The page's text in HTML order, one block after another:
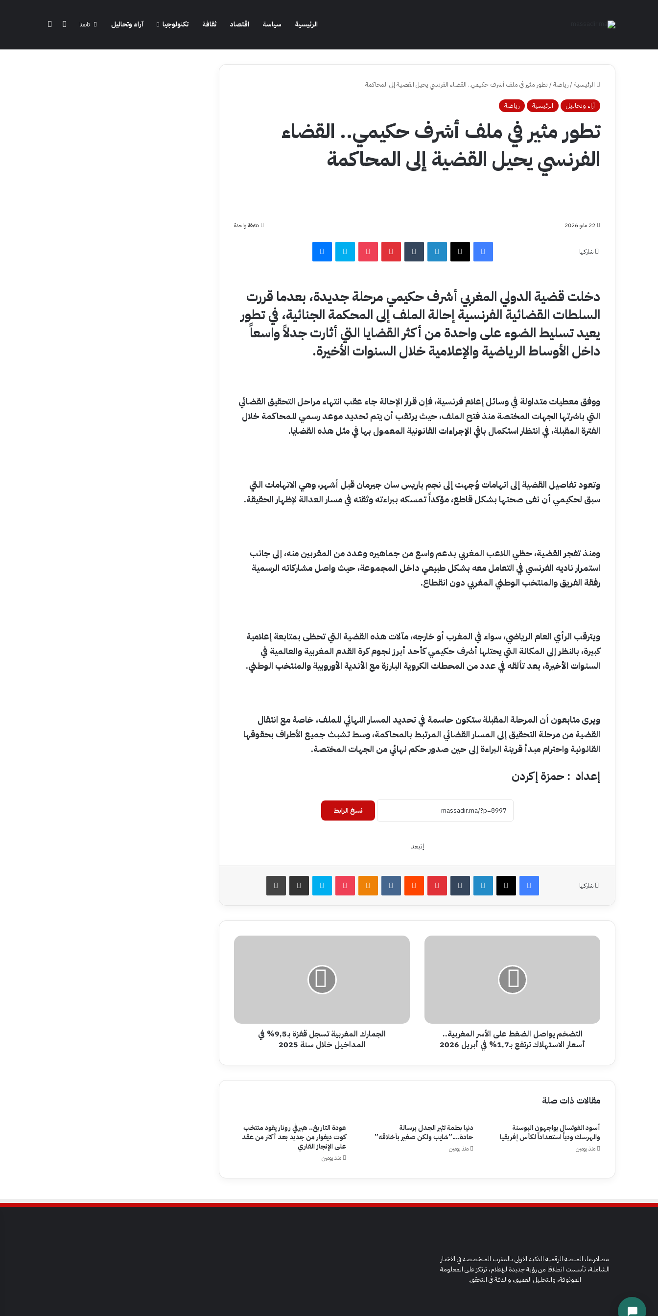
الرئيسية سياسة اقتصاد ثقافة تكنولوجيا آراء وتحاليل تابعنا الوضع المظلم
الرئيسية/رياضة/ تطور مثير في ملف أشرف حكيمي.. القضاء الفرنسي يحيل القضية إلى المحاكمة
آراء وتحاليل الرئيسية رياضة
تطور مثير في ملف أشرف حكيمي.. القضاء
الفرنسي يحيل القضية إلى المحاكمة
22 مايو 2026 دقيقة واحدة
شاركها
فيسبوك‫X لينكدإن ‏Tumblr بينتيريست‫Pocket سكايب ماسنجر
دخلت قضية الدولي المغربي أشرف حكيمي مرحلة جديدة، بعدما قررت
السلطات القضائية الفرنسية إحالة الملف إلى المحكمة الجنائية، في تطور
يعيد تسليط الضوء على واحدة من أكثر القضايا التي أثارت جدلاً واسعاً
داخل الأوساط الرياضية والإعلامية خلال السنوات الأخيرة.
ووفق معطيات متداولة في وسائل إعلام فرنسية، فإن قرار الإحالة جاء عقب انتهاء مراحل التحقيق القضائي
التي باشرتها الجهات المختصة منذ فتح الملف، حيث يرتقب أن يتم تحديد موعد رسمي للمحاكمة خلال
الفترة المقبلة، في انتظار استكمال باقي الإجراءات القانونية المعمول بها في مثل هذه القضايا.
وتعود تفاصيل القضية إلى اتهامات وُجهت إلى نجم باريس سان جيرمان قبل أشهر، وهي الاتهامات التي
سبق لحكيمي أن نفى صحتها بشكل قاطع، مؤكداً تمسكه ببراءته وثقته في مسار العدالة لإظهار الحقيقة.
ومنذ تفجر القضية، حظي اللاعب المغربي بدعم واسع من جماهيره وعدد من المقربين منه، إلى جانب
استمرار ناديه الفرنسي في التعامل معه بشكل طبيعي داخل المجموعة، حيث واصل مشاركاته الرسمية
رفقة الفريق والمنتخب الوطني المغربي دون انقطاع.
ويترقب الرأي العام الرياضي، سواء في المغرب أو خارجه، مآلات هذه القضية التي تحظى بمتابعة إعلامية
كبيرة، بالنظر إلى المكانة التي يحتلها أشرف حكيمي كأحد أبرز نجوم كرة القدم المغربية والعالمية في
السنوات الأخيرة، بعد تألقه في عدد من المحطات الكروية البارزة مع الأندية الأوروبية والمنتخب الوطني.
ويرى متابعون أن المرحلة المقبلة ستكون حاسمة في تحديد المسار النهائي للملف، خاصة مع انتقال
القضية من مرحلة التحقيق إلى المسار القضائي المرتبط بالمحاكمة، وسط تشبث جميع الأطراف بحقوقها
القانونية واحترام مبدأ قرينة البراءة إلى حين صدور حكم نهائي من الجهات المختصة.
إعداد : حمزة إكردن
نسخ الرابط
إتبعنا
شاركها
فيسبوك‫X لينكدإن ‏Tumblr بينتيريست
‏Reddit
‏VKontakte
Odnoklassniki
‫Pocket سكايب مشاركة عبر البريد طباعة
التضخم
ترتفع
2026
التضخم يواصل الضغط على الأسر المغربية..
أسعار الاستهلاك ترتفع بـ1,7% في أبريل 2026
الجمارك
سنة
الجمارك المغربية تسجل قفزة بـ9,5% في
المداخيل خلال سنة 2025
مقالات ذات صلة
أسود الفوتسال يواجهون البوسنة
والهرسك ودياً استعداداً لكأس إفريقيا
منذ يومين
دنيا بطمة تثير الجدل برسالة
حادة….”شايب ولكن صغير بأخلاقه”
منذ يومين
عودة التاريخ.. هيرفي رونار يقود منتخب
كوت ديفوار من جديد بعد أكثر من عقد
على الإنجاز القاري
منذ يومين
مصادر.ما، المنصة الرقمية الذكية الأولى بالمغرب المتخصصة في الأخبار
الشاملة، تأسست انطلاقا من رؤية جديدة للإعلام، ترتكز على المعلومة
الموثوقة، والتحليل العميق، والدقة في التحقق.